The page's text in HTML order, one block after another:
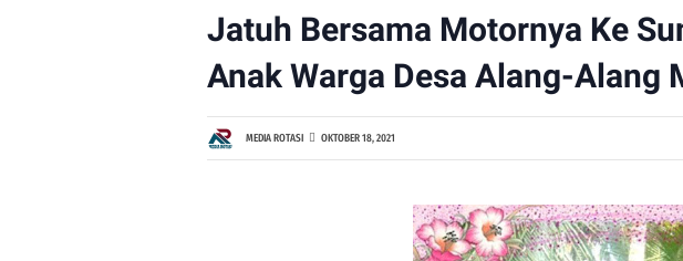
Jatuh Bersama Motornya Ke
Anak Warga Desa Alang-Alang
MEDIA ROTASI OKTOBER 18, 2021